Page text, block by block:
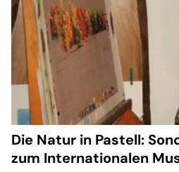
Die Natur in Pastell:
zum Internationalen